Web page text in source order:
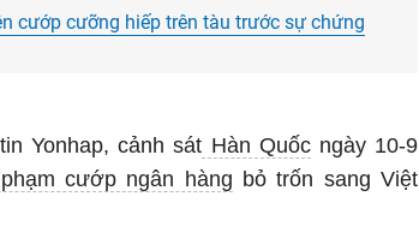
cướp cưỡng hiếp trên tàu trước sự chứng
Yonhap, cảnh sát Hàn Quốcngày 10-9
cướp ngân hàng bỏ trốn sang Việt